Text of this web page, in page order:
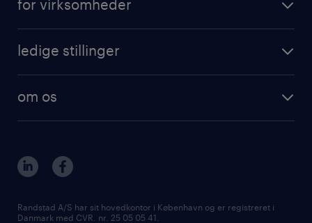
for virksomheder
ledige stillinger
om os
Randstad A/S har sit hovedkontor i København og er registreret i
Danmark med CVR. nr. 25 05 05 41.